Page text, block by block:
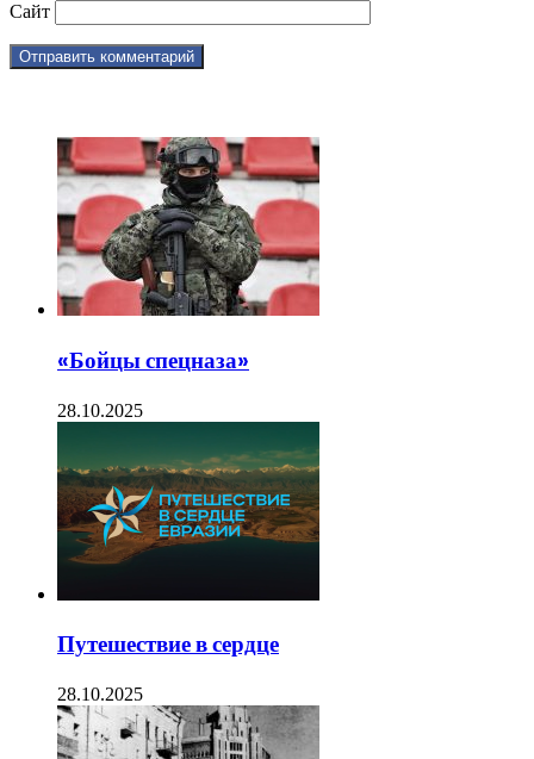
Сайт
«Бойцы спецназа»
28.10.2025
Путешествие в сердце
28.10.2025